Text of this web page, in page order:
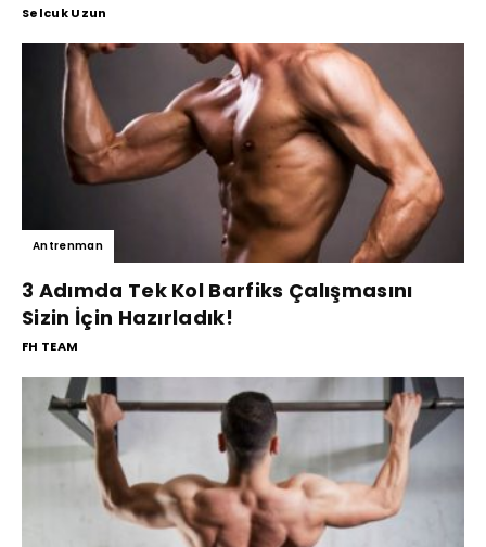
Selcuk Uzun
Antrenman
3 Adımda Tek Kol Barfiks Çalışmasını
Sizin İçin Hazırladık!
FH TEAM